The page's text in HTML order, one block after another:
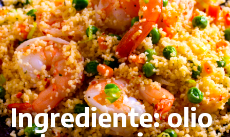
Ingrediente:olio